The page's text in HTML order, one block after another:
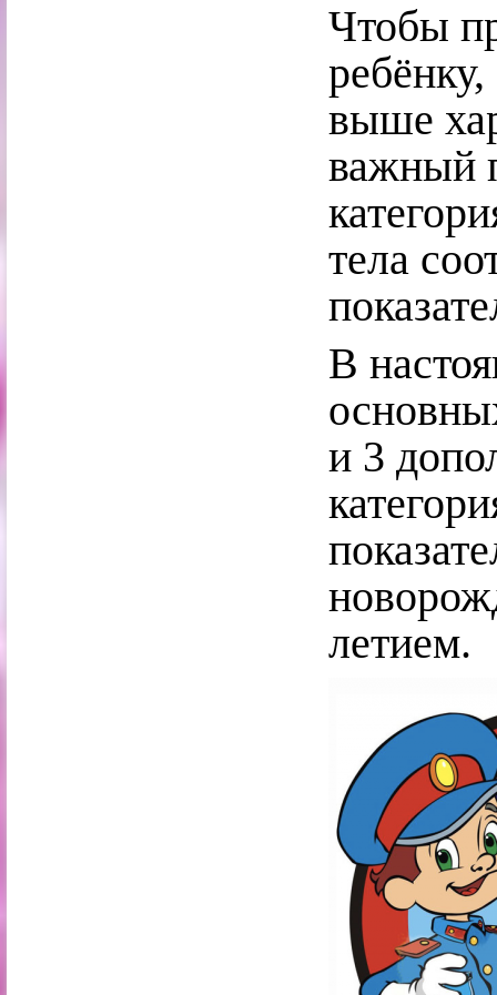
Чтобы
выше
важный
тела
В
и 3
летием.